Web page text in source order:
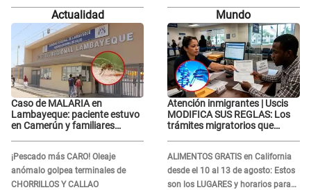
recibir la ayuda
novio con animador de 'La Bella
Luz': "Un día..."
Actualidad
Caso de MALARIA en
Lambayeque: paciente estuvo
en Camerún y familiares
¡Pescado más CARO! Oleaje
anómalo golpea terminales de
CHORRILLOS Y CALLAO
Mundo
Atención inmigrantes | Uscis
MODIFICA SUS REGLAS: Los
trámites migratorios que
ALIMENTOS GRATIS en California
desde el 10 al 13 de agosto: Estos
son los LUGARES y horarios para